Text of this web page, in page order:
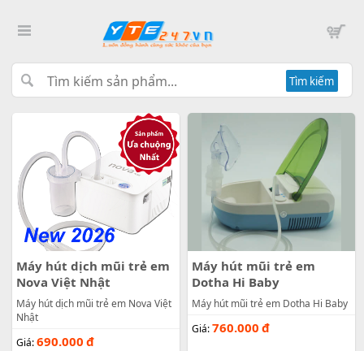
Tìm kiếm
Máy hút dịch mũi trẻ em
Nova Việt Nhật
Máy hút dịch mũi trẻ em Nova Việt
Nhật
Giá:690.000 đ
Máy hút mũi trẻ em
Dotha Hi Baby
Máy hút mũi trẻ em Dotha Hi Baby
Giá:760.000 đ